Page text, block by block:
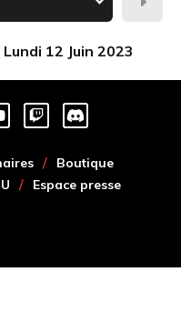
12 Juin 2023
Boutique
Espace presse